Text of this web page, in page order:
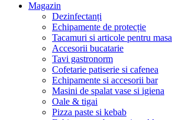
Magazin
Dezinfectanți
Echipamente de protecție
Tacamuri si articole pentru masa
Accesorii bucatarie
Tavi gastronorm
Cofetarie patiserie si cafenea
Echipamente si accesorii bar
Masini de spalat vase si igiena
Oale & tigai
Pizza paste si kebab